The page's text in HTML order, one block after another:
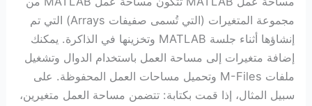
مجموعة المتغيرات (التي تُسمى صفيفات Arrays) التي تم
إنشاؤها أثناء جلسة MATLAB وتخزينها في الذاكرة. يمكنك
إضافة متغيرات إلى مساحة العمل باستخدام الدوال وتشغيل
ملفات M-Files وتحميل مساحات العمل المحفوظة. على
سبيل المثال، إذا قمت بكتابة: تتضمن مساحة العمل متغيرين،